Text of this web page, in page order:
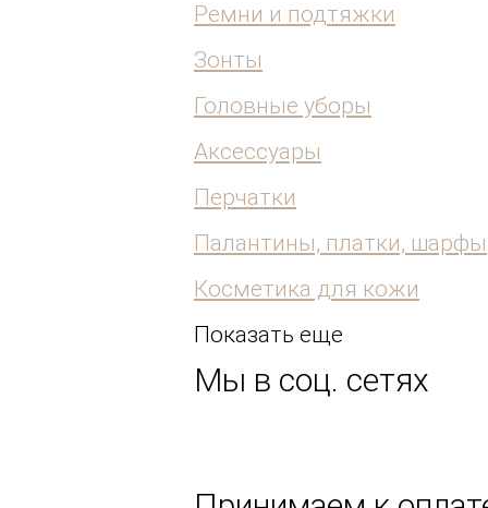
Ремни и подтяжки
Зонты
Головные уборы
Аксессуары
Перчатки
Палантины, платки, шарфы
Косметика для кожи
Показать еще
Мы в соц. сетях